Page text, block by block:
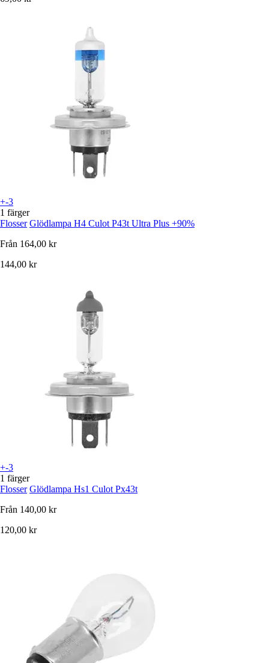
+-3
1 färger
Flosser Glödlampa H4 Culot P43t Ultra Plus +90%
Från 164,00 kr
144,00 kr
+-3
1 färger
Flosser Glödlampa Hs1 Culot Px43t
Från 140,00 kr
120,00 kr